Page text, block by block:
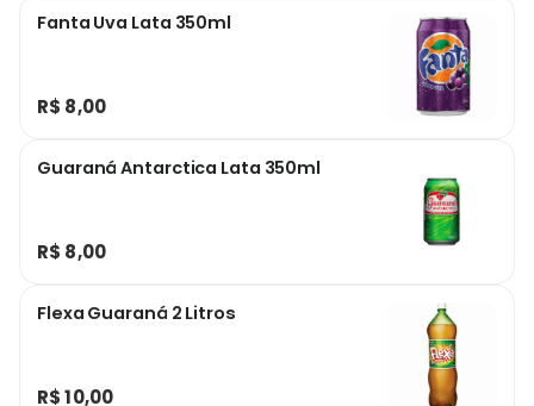
Fanta Uva Lata 350ml
R$ 8,00
Guaraná Antarctica Lata 350ml
R$ 8,00
Flexa Guaraná 2 Litros
R$ 10,00